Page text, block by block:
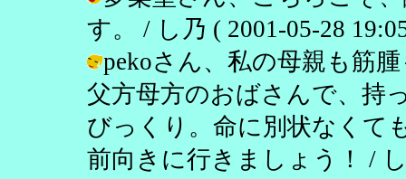
す。 / し乃 ( 2001-05-28
pekoさん、私の母親も筋
父方母方のおばさんで、持
びっくり。命に別状なくて
前向きに行きましょう！ /